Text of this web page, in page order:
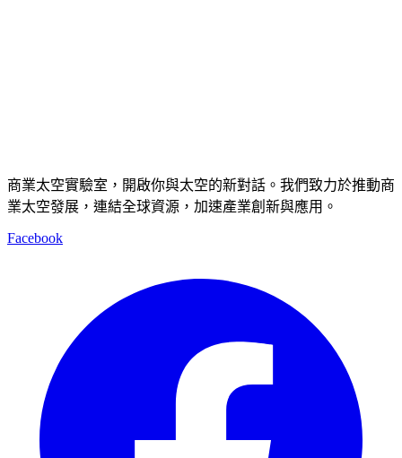
商業太空實驗室，開啟你與太空的新對話。我們致力於推動商
業太空發展，連結全球資源，加速產業創新與應用。
Facebook